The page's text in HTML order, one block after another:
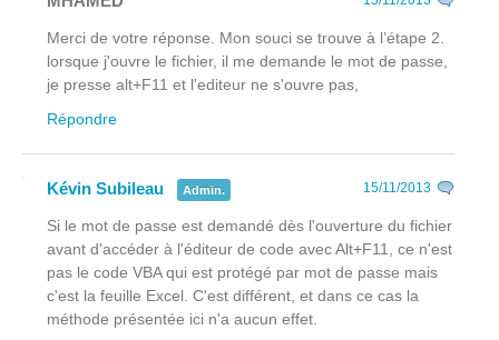
Merci de votre réponse. Mon souci se trouve à l’étape 2.
lorsque j'ouvre le fichier, il me demande le mot de passe,
je presse alt+F11 et l'editeur ne s'ouvre pas,
Répondre
Kévin Subileau Admin. 15/11/2013
Si le mot de passe est demandé dès l'ouverture du fichier
avant d'accéder à l'éditeur de code avec Alt+F11, ce n'est
pas le code VBA qui est protégé par mot de passe mais
c'est la feuille Excel. C'est différent, et dans ce cas la
méthode présentée ici n'a aucun effet.